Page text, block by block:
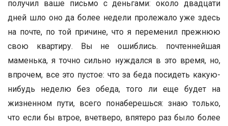
получил ваше письмо с деньгами: около двадцати
дней шло оно да более недели пролежало уже здесь
на почте, по той причине, что я переменил прежнюю
свою квартиру. Вы не ошиблись. почтеннейшая
маменька, я точно сильно нуждался в это время, но,
впрочем, все это пустое: что за беда посидеть какую-
нибудь неделю без обеда, того ли еще будет на
жизненном пути, всего понаберешься: знаю только,
что если бы втрое, вчетверо, впятеро раз было более